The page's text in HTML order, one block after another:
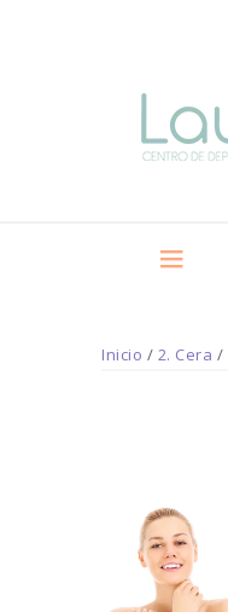
Inicio / 2. Cera /